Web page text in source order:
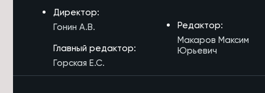
7/08/2026 в 14:39
Конструкторское бюро «Ветер» в
Забайкалье развивает технологии
ИИ для БПЛА
7/08/2026 в 14:36
Директор:
Гонин А.В.
Главный редактор:
Горская Е.С.
Редактор:
Макаров Максим
Юрьевич